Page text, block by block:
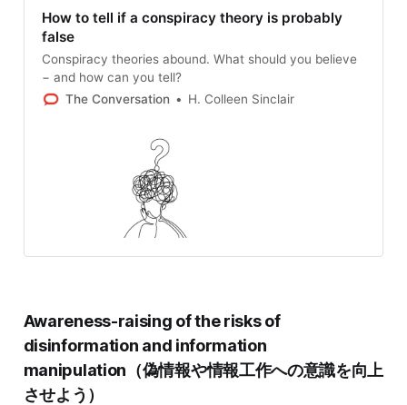
How to tell if a conspiracy theory is probably
false
Conspiracy theories abound. What should you believe
− and how can you tell?
The Conversation
H. Colleen Sinclair
Awareness-raising of the risks of
disinformation and information
manipulation（偽情報や情報工作への意識を向上
させよう）